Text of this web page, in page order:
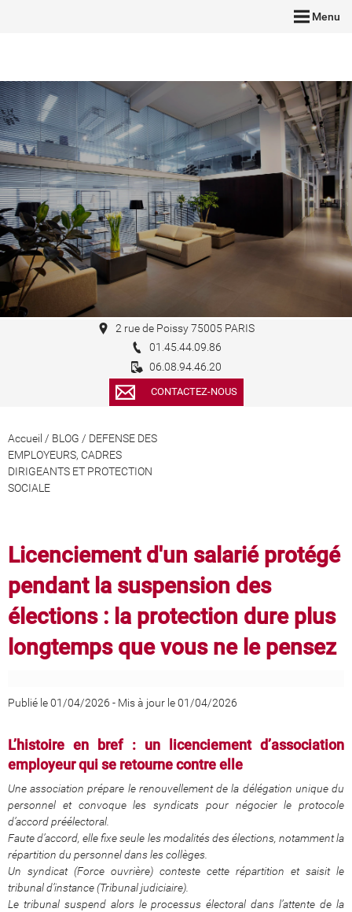
Menu
2 rue de Poissy 75005 PARIS
01.45.44.09.86
06.08.94.46.20
CONTACTEZ-NOUS
Accueil / BLOG / DEFENSE DES
EMPLOYEURS, CADRES
DIRIGEANTS ET PROTECTION
SOCIALE
Licenciement d'un salarié protégé
pendant la suspension des
élections : la protection dure plus
longtemps que vous ne le pensez
Publié le 01/04/2026 - Mis à jour le 01/04/2026
L’histoire en bref : un licenciement d’association
employeur qui se retourne contre elle
Une association prépare le renouvellement de la délégation unique du
personnel et convoque les syndicats pour négocier le protocole
d’accord préélectoral.
Faute d’accord, elle fixe seule les modalités des élections, notamment la
répartition du personnel dans les collèges.
Un syndicat (Force ouvrière) conteste cette répartition et saisit le
tribunal d’instance (Tribunal judiciaire).
Le tribunal suspend alors le processus électoral dans l’attente de la